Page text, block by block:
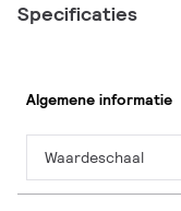
Specificaties
Algemene informatie
Waardeschaal